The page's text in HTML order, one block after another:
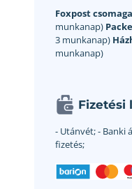
Foxpost
munkanap)
3 munkanap)
munkanap)
Fizetési
- Utánvét;- Banki
fizetés;